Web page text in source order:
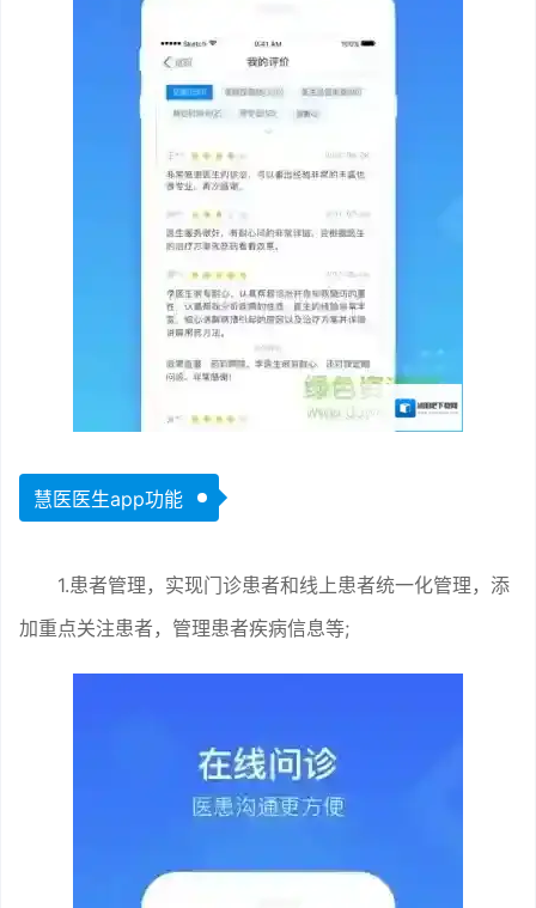
慧医医生app功能
1.患者管理，实现门诊患者和线上患者统一化管理，添
加重点关注患者，管理患者疾病信息等;